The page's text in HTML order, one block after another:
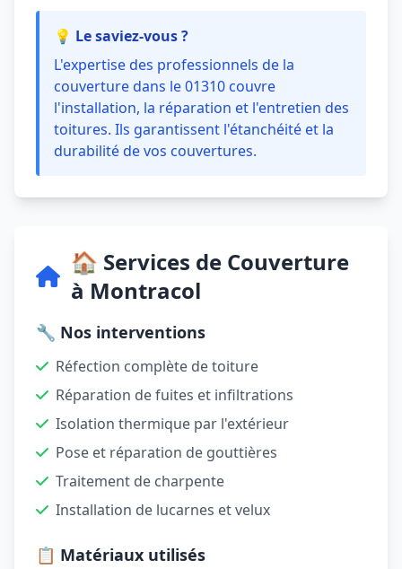
💡 Le saviez-vous ?
L'expertise des professionnels de la
couverture dans le 01310 couvre
l'installation, la réparation et l'entretien des
toitures. Ils garantissent l'étanchéité et la
durabilité de vos couvertures.
🏠 Services de Couverture
à Montracol
🔧 Nos interventions
Réfection complète de toiture
Réparation de fuites et infiltrations
Isolation thermique par l'extérieur
Pose et réparation de gouttières
Traitement de charpente
Installation de lucarnes et velux
📋 Matériaux utilisés